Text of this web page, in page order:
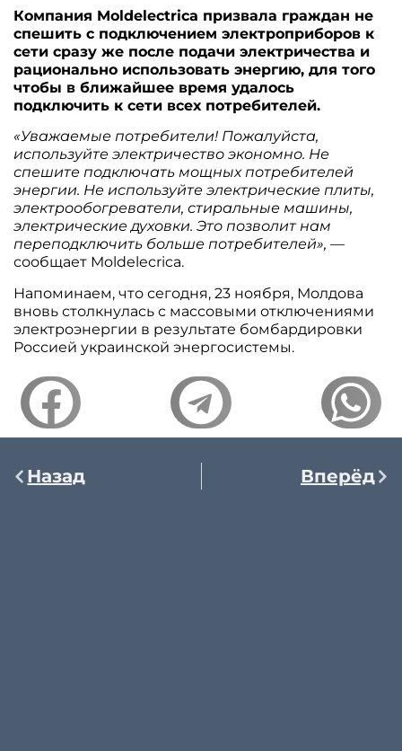
Компания Moldelectrica призвала граждан не
спешить с подключением электроприборов к
сети сразу же после подачи электричества и
рационально использовать энергию, для того
чтобы в ближайшее время удалось
подключить к сети всех потребителей.
«Уважаемые потребители! Пожалуйста,
используйте электричество экономно. Не
спешите подключать мощных потребителей
энергии. Не используйте электрические плиты,
электрообогреватели, стиральные машины,
электрические духовки. Это позволит нам
переподключить больше потребителей», —
сообщает Moldelecrica.
Напоминаем, что сегодня, 23 ноября, Молдова
вновь столкнулась с массовыми отключениями
электроэнергии в результате бомбардировки
Россией украинской энергосистемы.
Назад Вперёд